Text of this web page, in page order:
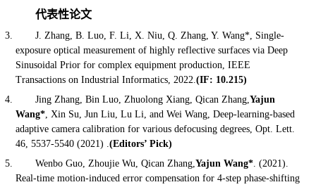
代表性论文
J. Zhang, B. Luo, F. Li, X. Niu, Q. Zhang, Y. Wang*, Single-
exposure optical measurement of highly reflective surfaces via Deep
Sinusoidal Prior for complex equipment production, IEEE
Transactions on Industrial Informatics, 2022.(IF: 10.215)
Jing Zhang, Bin Luo, Zhuolong Xiang, Qican Zhang,Yajun
Wang*, Xin Su, Jun Liu, Lu Li, and Wei Wang, Deep-learning-based
adaptive camera calibration for various defocusing degrees, Opt. Lett.
46, 5537-5540 (2021) .(Editors’ Pick)
Wenbo Guo, Zhoujie Wu, Qican Zhang,Yajun Wang*. (2021).
Real-time motion-induced error compensation for 4-step phase-shifting